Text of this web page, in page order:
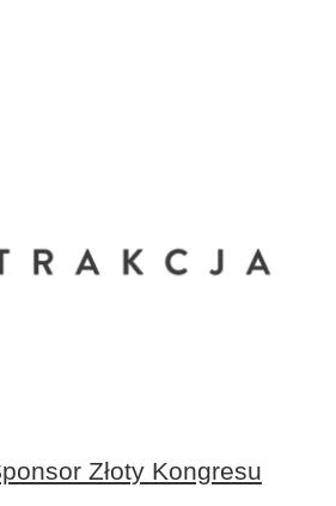
Złoty Kongresu